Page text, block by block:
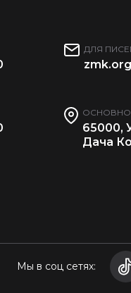
ДЛЯ
65000,
Дача
Мы в соц сетях: